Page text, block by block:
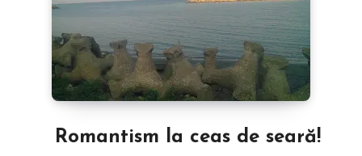
Romantism la ceas de seară!